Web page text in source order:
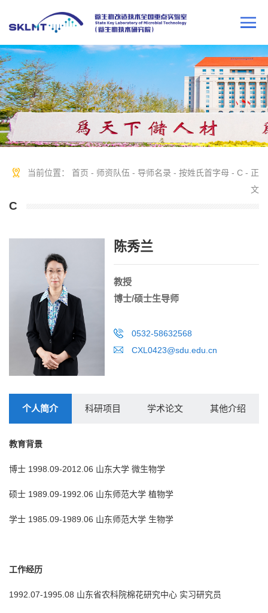
当前位置： 首页 - 师资队伍 - 导师名录 - 按姓氏首字母 - C - 正
文
C
陈秀兰
教授
博士/硕士生导师
0532-58632568
CXL0423@sdu.edu.cn
个人简介 科研项目 学术论文 其他介绍
教育背景
博士 1998.09-2012.06 山东大学 微生物学
硕士 1989.09-1992.06 山东师范大学 植物学
学士 1985.09-1989.06 山东师范大学 生物学
工作经历
1992.07-1995.08 山东省农科院棉花研究中心 实习研究员